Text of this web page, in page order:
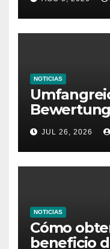
NOTICIAS
dieses
JUL 26, 2026
NOTICIAS
Cómo
beneficio